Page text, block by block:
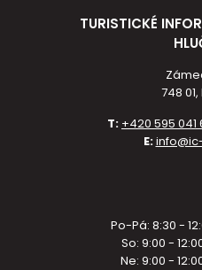
TURISTICKÉ
748
T: +420 595 041
E:
Po-Pá: 8:30 -
So: 9:00 -
Ne: 9:00 -